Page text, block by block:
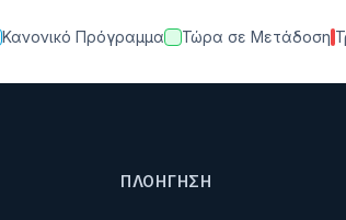
Κανονικό Πρόγραμμα Τώρα σε Μετάδοση
ΠΛΟΉΓΗΣΗ